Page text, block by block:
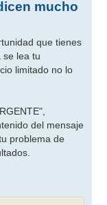
mucho
que tienes
se lea tu
limitado no lo
del mensaje
problema de